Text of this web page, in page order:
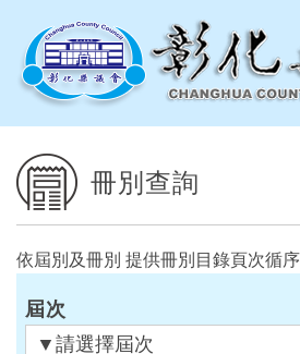
冊別查詢
依屆別及冊別 提供冊別目錄頁次循
屆次